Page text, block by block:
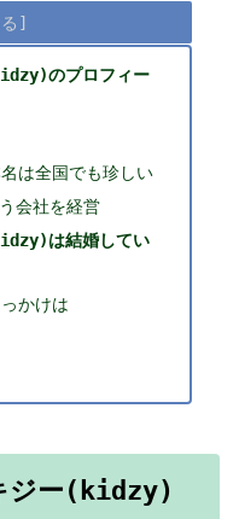
のプロフィー
は全国でも珍しい
う会社を経営
は結婚してい
かけは
ジー(kidzy)